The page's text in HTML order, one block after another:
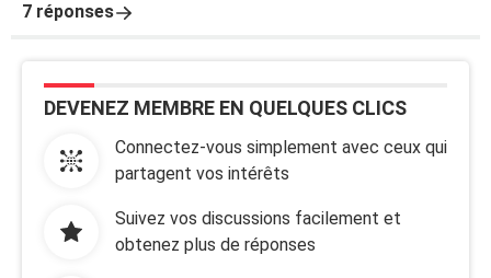
7 réponses
DEVENEZ MEMBRE EN QUELQUES CLICS
Connectez-vous simplement avec ceux qui
partagent vos intérêts
Suivez vos discussions facilement et
obtenez plus de réponses